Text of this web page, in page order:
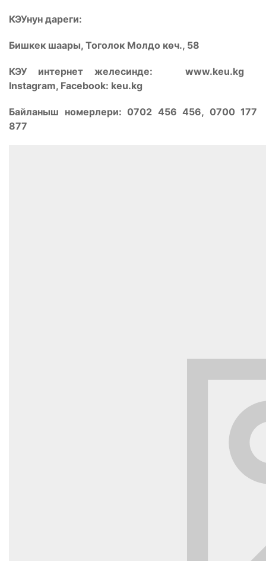
КЭУнун дареги:
Бишкек шаары, Тоголок Молдо көч., 58
КЭУ интернет желесинде: www.keu.kg
Instagram, Facebook: keu.kg
Байланыш номерлери: 0702 456 456, 0700 177
877